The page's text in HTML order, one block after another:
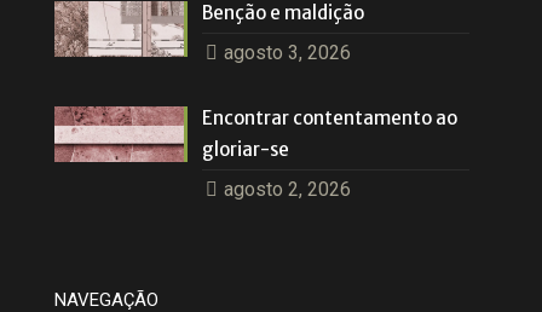
Benção e maldição
agosto 3, 2026
Encontrar contentamento ao
gloriar-se
agosto 2, 2026
NAVEGAÇÃO